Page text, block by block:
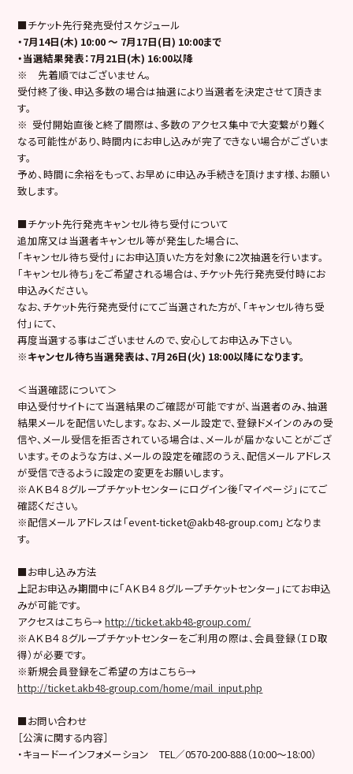
■チケット先行発売受付スケジュール
・7月14日(木) 10:00 ～ 7月17日(日) 10:00まで
・当選結果発表：7月21日(木) 16:00以降
※ 先着順ではございません。
受付終了後、申込多数の場合は抽選により当選者を決定させて頂きま
す。
※ 受付開始直後と終了間際は、多数のアクセス集中で大変繋がり難く
なる可能性があり、時間内にお申し込みが完了できない場合がございま
す。
予め、時間に余裕をもって、お早めに申込み手続きを頂けます様、お願い
致します。
■チケット先行発売キャンセル待ち受付について
追加席又は当選者キャンセル等が発生した場合に、
「キャンセル待ち受付」にお申込頂いた方を対象に2次抽選を行います。
「キャンセル待ち」をご希望される場合は、チケット先行発売受付時にお
申込みください。
なお、チケット先行発売受付にてご当選された方が、「キャンセル待ち受
付」にて、
再度当選する事はございませんので、安心してお申込み下さい。
※キャンセル待ち当選発表は、7月26日(火) 18:00以降になります。
＜当選確認について＞
申込受付サイトにて当選結果のご確認が可能ですが、当選者のみ、抽選
結果メールを配信いたします。なお、メール設定で、登録ドメインのみの受
信や、メール受信を拒否されている場合は、メールが届かないことがござ
います。そのような方は、メールの設定を確認のうえ、配信メールアドレス
が受信できるように設定の変更をお願いします。
※ＡＫＢ４８グループチケットセンターにログイン後「マイページ」にてご
確認ください。
※配信メールアドレスは「event-ticket@akb48-group.com」となりま
す。
■お申し込み方法
上記お申込み期間中に「ＡＫＢ４８グループチケットセンター」にてお申込
みが可能です。
アクセスはこちら→http://ticket.akb48-group.com/
※ＡＫＢ４８グループチケットセンターをご利用の際は、会員登録（ＩＤ取
得）が必要です。
※新規会員登録をご希望の方はこちら→
http://ticket.akb48-group.com/home/mail_input.php
■お問い合わせ
［公演に関する内容］
・キョードーインフォメーション TEL／0570-200-888（10:00～18:00）